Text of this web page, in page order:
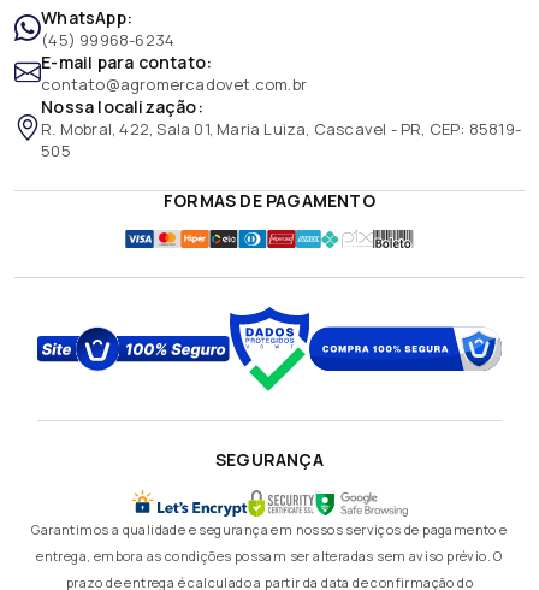
WhatsApp:
(45) 99968-6234
E-mail para contato:
contato@agromercadovet.com.br
Nossa localização:
R. Mobral, 422, Sala 01, Maria Luiza, Cascavel - PR, CEP: 85819-
505
FORMAS DE PAGAMENTO
SEGURANÇA
Garantimos a qualidade e segurança em nossos serviços de pagamento e
entrega, embora as condições possam ser alteradas sem aviso prévio. O
prazo de entrega é calculado a partir da data de confirmação do